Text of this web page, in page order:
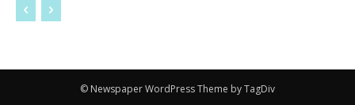
© Newspaper WordPress Theme by TagDiv